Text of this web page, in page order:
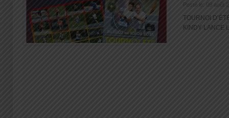
Posté le: 09 août
TOURNOI
KINDY LANCE